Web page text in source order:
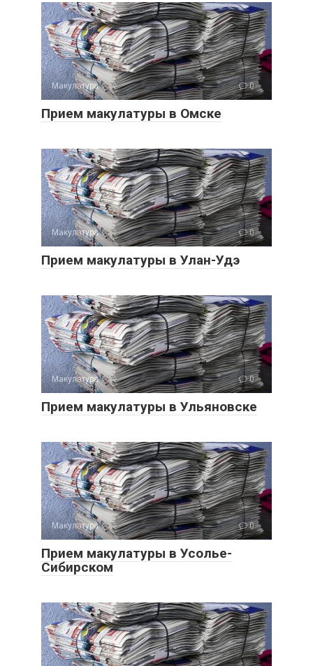
Макулатура 0
Прием макулатуры в Омске
Макулатура 0
Прием макулатуры в Улан-Удэ
Макулатура 0
Прием макулатуры в Ульяновске
Макулатура 0
Прием макулатуры в Усолье-
Сибирском